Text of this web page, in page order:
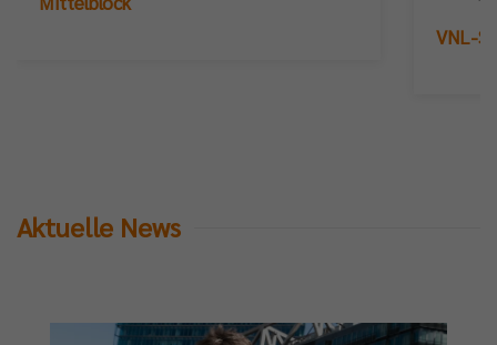
VNL-
Aktuelle News